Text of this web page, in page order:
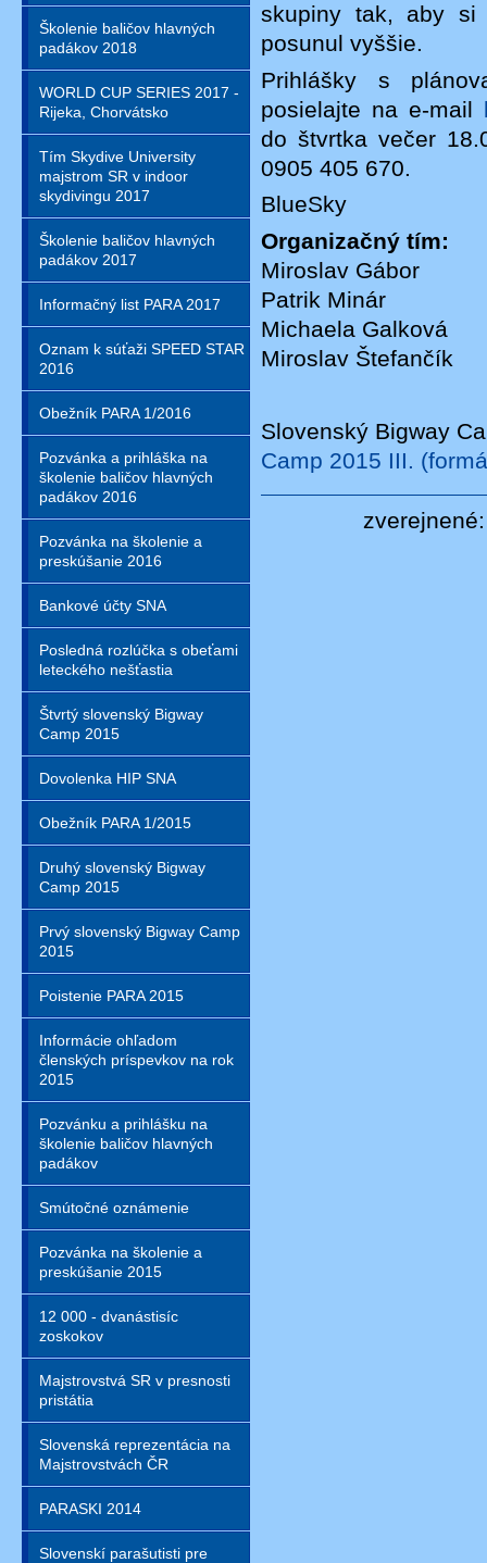
Školenie baličov hlavných
padákov 2018
WORLD CUP SERIES 2017 -
Rijeka, Chorvátsko
Tím Skydive University
majstrom SR v indoor
skydivingu 2017
Školenie baličov hlavných
padákov 2017
Informačný list PARA 2017
Oznam k súťaži SPEED STAR
2016
Obežník PARA 1/2016
Pozvánka a prihláška na
školenie baličov hlavných
padákov 2016
Pozvánka na školenie a
preskúšanie 2016
Bankové účty SNA
Posledná rozlúčka s obeťami
leteckého nešťastia
Štvrtý slovenský Bigway
Camp 2015
Dovolenka HIP SNA
Obežník PARA 1/2015
Druhý slovenský Bigway
Camp 2015
Prvý slovenský Bigway Camp
2015
Poistenie PARA 2015
Informácie ohľadom
členských príspevkov na rok
2015
Pozvánku a prihlášku na
školenie baličov hlavných
padákov
Smútočné oznámenie
Pozvánka na školenie a
preskúšanie 2015
12 000 - dvanástisíc
zoskokov
Majstrovstvá SR v presnosti
pristátia
Slovenská reprezentácia na
Majstrovstvách ČR
PARASKI 2014
Slovenskí parašutisti pre
skupiny tak, aby si
posunul vyššie.
Prihlášky s
posielajte na e-mail
do štvrtka večer
0905 405 670.
BlueSky
Organizačný tím:
Miroslav Gábor
Patrik Minár
Michaela Galková
Miroslav Štefančík
Slovenský Bigway
Camp 2015 III.